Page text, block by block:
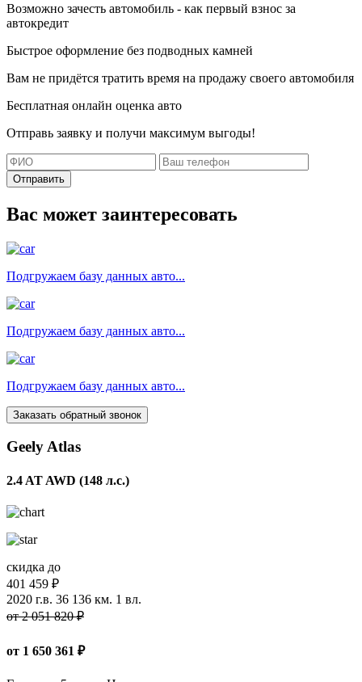
Возможно зачесть автомобиль - как первый взнос за
автокредит
Быстрое оформление без подводных камней
Вам не придётся тратить время на продажу своего автомобиля
Бесплатная онлайн оценка авто
Отправь заявку и получи максимум выгоды!
Отправить
Вас может заинтересовать
Подгружаем базу данных авто...
Подгружаем базу данных авто...
Подгружаем базу данных авто...
Заказать обратный звонок
Geely Atlas
2.4 AT AWD (148 л.с.)
скидка до
401 459 ₽
2020 г.в. 36 136 км. 1 вл.
от 2 051 820 ₽
от 1 650 361 ₽